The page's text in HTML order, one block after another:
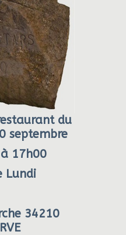
du
septembre
17h00
Lundi
34210